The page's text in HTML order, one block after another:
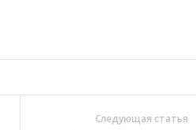
Следующая статья